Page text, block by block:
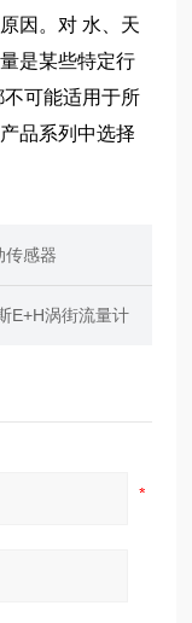
因。对 水、天
是某些特定行
可能适用于所
品系列中选择
传感器
E+H涡街流量计